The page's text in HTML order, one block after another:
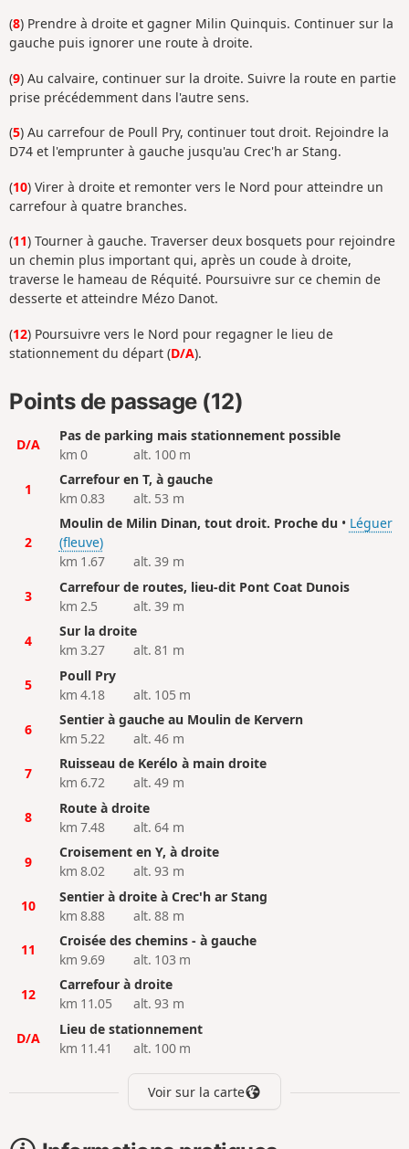
(8) Prendre à droite et gagner Milin Quinquis. Continuer sur la
gauche puis ignorer une route à droite.
(9) Au calvaire, continuer sur la droite. Suivre la route en partie
prise précédemment dans l'autre sens.
(5) Au carrefour de Poull Pry, continuer tout droit. Rejoindre la
D74 et l'emprunter à gauche jusqu'au Crec'h ar Stang.
(10) Virer à droite et remonter vers le Nord pour atteindre un
carrefour à quatre branches.
(11) Tourner à gauche. Traverser deux bosquets pour rejoindre
un chemin plus important qui, après un coude à droite,
traverse le hameau de Réquité. Poursuivre sur ce chemin de
desserte et atteindre Mézo Danot.
(12) Poursuivre vers le Nord pour regagner le lieu de
stationnement du départ (D/A).
Points de passage (12)
D/A
Pas de parking mais stationnement possible
km 0
alt. 100 m
1
Carrefour en T, à gauche
km 0.83
alt. 53 m
2
Moulin de Milin Dinan, tout droit. Proche du • Léguer
(fleuve)
km 1.67
alt. 39 m
3
Carrefour de routes, lieu-dit Pont Coat Dunois
km 2.5
alt. 39 m
4
Sur la droite
km 3.27
alt. 81 m
5
Poull Pry
km 4.18
alt. 105 m
6
Sentier à gauche au Moulin de Kervern
km 5.22
alt. 46 m
7
Ruisseau de Kerélo à main droite
km 6.72
alt. 49 m
8
Route à droite
km 7.48
alt. 64 m
9
Croisement en Y, à droite
km 8.02
alt. 93 m
10
Sentier à droite à Crec'h ar Stang
km 8.88
alt. 88 m
11
Croisée des chemins - à gauche
km 9.69
alt. 103 m
12
Carrefour à droite
km 11.05
alt. 93 m
D/A
Lieu de stationnement
km 11.41
alt. 100 m
Voir sur la carte